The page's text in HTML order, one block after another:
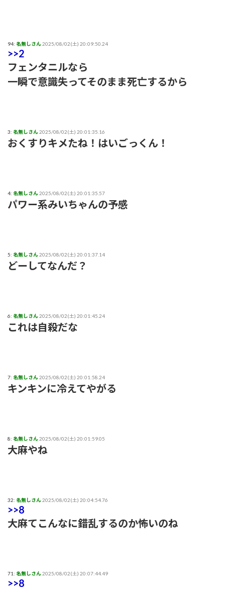
94: 名無しさん2025/08/02(土) 20:09:50.24
>>2
フェンタニルなら
一瞬で意識失ってそのまま死亡するから
3: 名無しさん2025/08/02(土) 20:01:35.16
おくすりキメたね！はいごっくん！
4: 名無しさん2025/08/02(土) 20:01:35.57
パワー系みいちゃんの予感
5: 名無しさん2025/08/02(土) 20:01:37.14
どーしてなんだ？
6: 名無しさん2025/08/02(土) 20:01:45.24
これは自殺だな
7: 名無しさん2025/08/02(土) 20:01:58.24
キンキンに冷えてやがる
8: 名無しさん2025/08/02(土) 20:01:59.05
大麻やね
32: 名無しさん2025/08/02(土) 20:04:54.76
>>8
大麻てこんなに錯乱するのか怖いのね
71: 名無しさん2025/08/02(土) 20:07:44.49
>>8